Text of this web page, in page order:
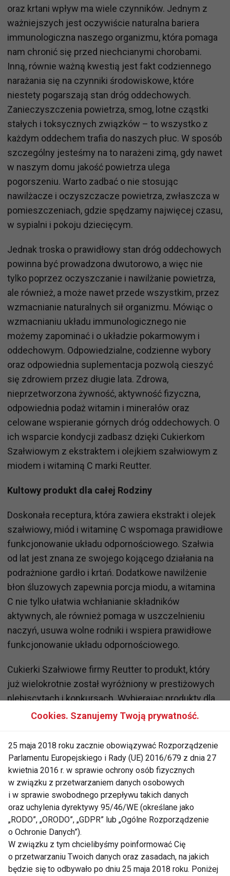
oraz krtani wpływ ma wiele czynników. Jednym z
ważniejszych jest oczywiście naturalna bariera
immunologiczna naszego organizmu, która pomaga
nam chronić się przed niechcianymi chorobami.
Inną, równie ważną kwestią jest fakt codziennego
narażania się na czynniki środowiskowe, które
niestety pogarszają stan dróg oddechowych.
Zanieczyszczenia powietrza, smog, lotne cząstki
stałych i toksycznych związków – to wszystko z
każdym oddechem trafia do naszych płuc. W sposób
szczególny jesteśmy na to narażeni zimą, gdy nawet
w naszym domu jakość powietrza ulega
pogorszeniu. Warto zadbać o nie stosując
nawilżacze i oczyszczacze powietrza, zwłaszcza w
pomieszczeniach, gdzie spędzamy najwięcej czasu,
w sypialni i pokoju dziecięcym.
Jednak troska o prawidłowy stan dróg oddechowych
powinna być prowadzona dwutorowo, a więc nie
tylko poprzez oczyszczanie i nawilżanie powietrza,
ale również, a może nawet przede wszystkim, przez
wzmacnianie naturalnych sił organizmu. Mówiąc o
wzmacnianiu układu immunologicznego nie
możemy zapominać i o układzie pokarmowym i
oddechowym. Odpowiedzialne, codzienne wybory
oraz odpowiednia suplementacja pozwolą cieszyć
się zdrowiem przez długie lata. Zdrowa,
nieprzetworzona żywność, aktywność fizyczna,
odpowiednia podaż witamin i minerałów oraz
celowane wspieranie górnych dróg oddechowych. O
ich wsparcie kondycji zadbasz dzięki Cukierkom
Szałwiowym z ekstraktem i olejkiem szałwiowym z
miodem i witaminą C marki Reutter.
Kultowy produkt dla całej Rodziny
Doskonała receptura, która zawiera ekstrakt i olejek
szałwiowy, miód i witaminę C wspomaga prawidłowe
funkcjonowanie układu odpornościowego. Szałwia
od lat jest znana ze swojego kojącego działania na
podrażnione gardło i krtań. Dodatkowe nawilżenie
błon śluzowych zapewnia porcja miodu, a witamina
C nie tylko ułatwia wchłanianie składników
aktywnych, ale również pomaga w uszczelnieniu
naczyń, usuwa wolne rodniki i wspiera prawidłowe
funkcjonowanie układu odpornościowego.
Cukierki Szałwiowe firmy Reutter to produkt, który
już wielokrotnie został wyróżniony w prestiżowych
plebiscytach i konkursach. Wybierając produkty dla
siebie i swojej Rodziny zdecyduj się na najwyższą
Eksperci z firmy Reutter postawili nie tylko na jakość,
ale pomyśleli również o wygodzie. Cukierki
Szałwiowe – Reutter to bogactwo naturalnych
składników zamknięte w komfortowej formie
pastylki do ssania. Dla najlepszego efektu należy je
ssać, nie przegryzać, by zawarte dobroczynne olejki
szałwiowe jak najdłużej uwalniały się w jamie ustnej
i wolno wchłaniały do organizmu.
Cookies. Szanujemy Twoją prywatność.
25 maja 2018 roku zacznie obowiązywać Rozporządzenie
Parlamentu Europejskiego i Rady (UE) 2016/679 z dnia 27
kwietnia 2016 r. w sprawie ochrony osób fizycznych
w związku z przetwarzaniem danych osobowych
i w sprawie swobodnego przepływu takich danych
oraz uchylenia dyrektywy 95/46/WE (określane jako
„RODO”, „ORODO”, „GDPR” lub „Ogólne Rozporządzenie
o Ochronie Danych”).
W związku z tym chcielibyśmy poinformować Cię
o przetwarzaniu Twoich danych oraz zasadach, na jakich
będzie się to odbywało po dniu 25 maja 2018 roku. Poniżej